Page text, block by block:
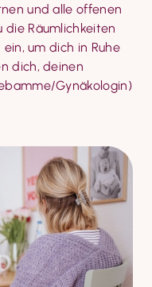
und alle offenen
die Räumlichkeiten
um dich in Ruhe
dich, deinen
Gynäkologin)